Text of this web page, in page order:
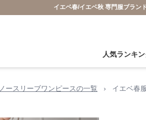
イエベ春/イエベ秋 専門服ブラン
人気ランキ
ノースリーブワンピースの一覧 › イエベ春